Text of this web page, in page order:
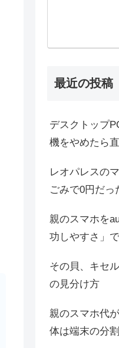
最近の投稿
デスクトップ
機をやめたら
レオパレスの
ごみで0円だっ
親のスマホを
功しやすさ」
その貝、キセ
の見分け方
親のスマホ代
体は端末の分